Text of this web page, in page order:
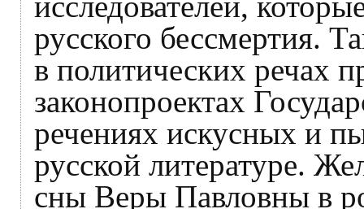
русского бессмертия.
в политических речах
законопроектах
речениях искусных и
русской литературе.
сны Веры Павловны в